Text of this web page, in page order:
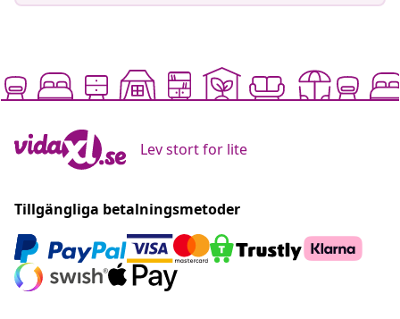
Lev stort for lite
Tillgängliga betalningsmetoder